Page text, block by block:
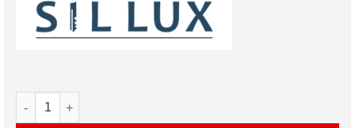
количество за Интериорна врата Sil Lux 3001 в 2 цвята